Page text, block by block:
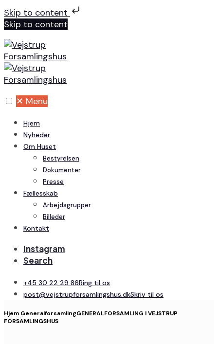
Skip to content
Skip to content
✕ Menu
Hjem
Nyheder
Om Huset
Bestyrelsen
Dokumenter
Presse
Fællesskab
Arbejdsgrupper
Billeder
Kontakt
Instagram
Search
+45 30 22 29 86Ring til os
post@vejstrupforsamlingshus.dkSkriv til os
Hjem GeneralforsamlingGENERALFORSAMLING I VEJSTRUP
FORSAMLINGSHUS